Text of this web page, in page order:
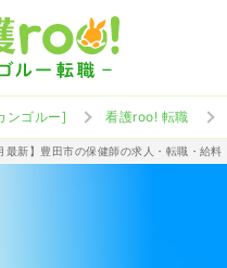
ンゴルー] 看護roo! 転職
最新】豊田市の保健師の求人・転職・給料